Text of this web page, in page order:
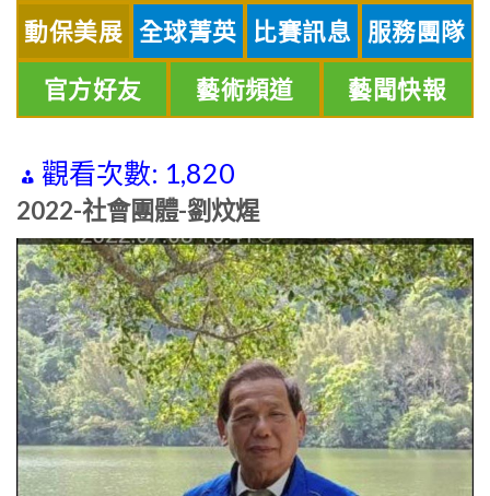
動保美展 全球菁英 比賽訊息 服務團隊
官方好友 藝術頻道 藝聞快報
觀看次數: 1,820
2022-社會團體-劉炆煋